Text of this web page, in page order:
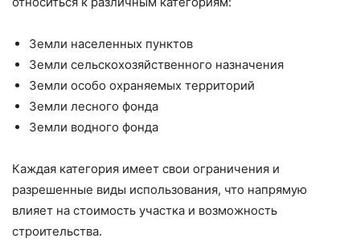
Земли населенных пунктов
Земли сельскохозяйственного назначения
Земли особо охраняемых территорий
Земли лесного фонда
Земли водного фонда
Каждая категория имеет свои ограничения и
разрешенные виды использования, что напрямую
влияет на стоимость участка и возможность
строительства.